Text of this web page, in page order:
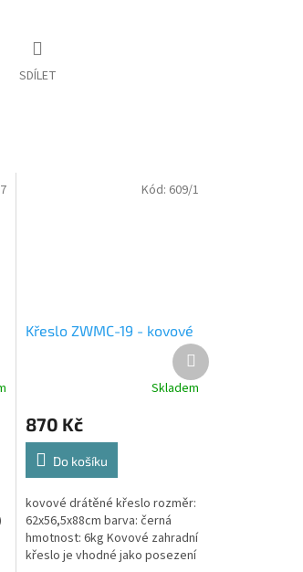
SDÍLET
Křeslo ZWMC-19 - kovové
Skladem
870 Kč
Do košíku
kovové drátěné křeslo rozměr:
62x56,5x88cm barva: černá
hmotnost: 6kg Kovové zahradní
křeslo je vhodné jako posezení
Kód: 609/1
Další
produkt